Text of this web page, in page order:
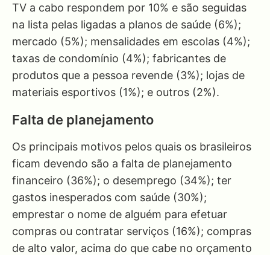
TV a cabo respondem por 10% e são seguidas
na lista pelas ligadas a planos de saúde (6%);
mercado (5%); mensalidades em escolas (4%);
taxas de condomínio (4%); fabricantes de
produtos que a pessoa revende (3%); lojas de
materiais esportivos (1%); e outros (2%).
Falta de planejamento
Os principais motivos pelos quais os brasileiros
ficam devendo são a falta de planejamento
financeiro (36%); o desemprego (34%); ter
gastos inesperados com saúde (30%);
emprestar o nome de alguém para efetuar
compras ou contratar serviços (16%); compras
de alto valor, acima do que cabe no orçamento